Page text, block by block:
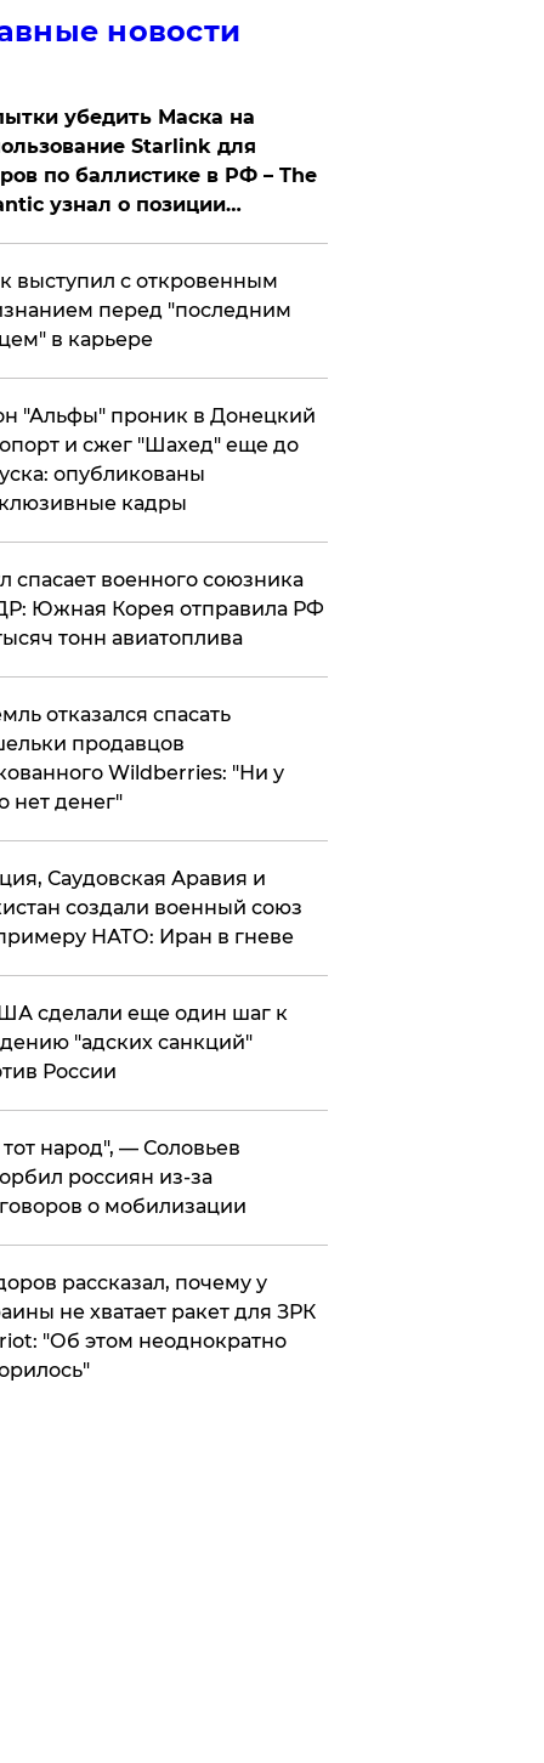
новости
убедить Маска на
Starlink для
по баллистике в РФ – The
узнал о позиции
выступил с откровенным
перед "последним
в карьере
"Альфы" проник в Донецкий
и сжег "Шахед" еще до
опубликованы
кадры
спасает военного союзника
Южная Корея отправила РФ
тонн авиатоплива
отказался спасать
продавцов
Wildberries: "Ни у
нет денег"
Саудовская Аравия и
создали военный союз
НАТО: Иран в гневе
сделали еще один шаг к
"адских санкций"
России
народ", — Соловьев
россиян из-за
о мобилизации
рассказал, почему у
не хватает ракет для ЗРК
"Об этом неоднократно